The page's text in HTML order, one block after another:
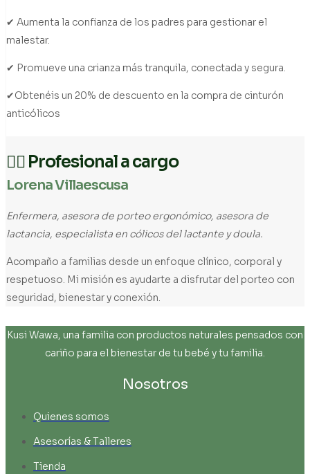
✔ Aumenta la confianza de los padres para gestionar el
malestar.
✔ Promueve una crianza más tranquila, conectada y segura.
✔Obtenéis un 20% de descuento en la compra de cinturón
anticólicos
👩‍⚕️ Profesional a cargo
Lorena Villaescusa
Enfermera, asesora de porteo ergonómico, asesora de
lactancia, especialista en cólicos del lactante y doula.
Acompaño a familias desde un enfoque clínico, corporal y
respetuoso. Mi misión es ayudarte a disfrutar del porteo con
seguridad, bienestar y conexión.
Kusi Wawa, una familia con productos naturales pensados con
cariño para el bienestar de tu bebé y tu familia.
Nosotros
Quienes somos
Asesorías & Talleres
Tienda